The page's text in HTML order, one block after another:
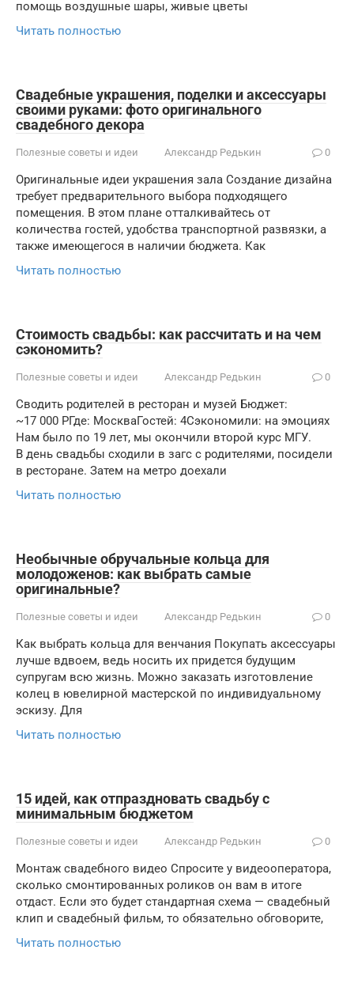
помощь воздушные шары, живые цветы
Читать полностью
Свадебные украшения, поделки и аксессуары
своими руками: фото оригинального
свадебного декора
Полезные советы и идеи Александр Редькин 0
Оригинальные идеи украшения зала Создание дизайна
требует предварительного выбора подходящего
помещения. В этом плане отталкивайтесь от
количества гостей, удобства транспортной развязки, а
также имеющегося в наличии бюджета. Как
Читать полностью
Стоимость свадьбы: как рассчитать и на чем
сэкономить?
Полезные советы и идеи Александр Редькин 0
Сводить родителей в ресторан и музей Бюджет:
~17 000 РГде: МоскваГостей: 4Сэкономили: на эмоциях
Нам было по 19 лет, мы окончили второй курс МГУ.
В день свадьбы сходили в загс с родителями, посидели
в ресторане. Затем на метро доехали
Читать полностью
Необычные обручальные кольца для
молодоженов: как выбрать самые
оригинальные?
Полезные советы и идеи Александр Редькин 0
Как выбрать кольца для венчания Покупать аксессуары
лучше вдвоем, ведь носить их придется будущим
супругам всю жизнь. Можно заказать изготовление
колец в ювелирной мастерской по индивидуальному
эскизу. Для
Читать полностью
15 идей, как отпраздновать свадьбу с
минимальным бюджетом
Полезные советы и идеи Александр Редькин 0
Монтаж свадебного видео Спросите у видеооператора,
сколько смонтированных роликов он вам в итоге
отдаст. Если это будет стандартная схема — свадебный
клип и свадебный фильм, то обязательно обговорите,
Читать полностью